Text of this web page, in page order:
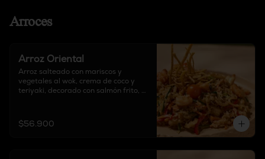
Arroces
Arroz Oriental
Arroz salteado con mariscos y
vegetales al wok, crema de coco y
teriyaki, decorado con salmón frito,
$56.900